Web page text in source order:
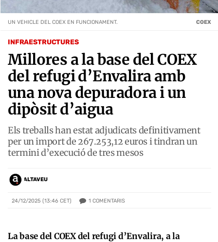
INFRAESTRUCTURES
Millores a la base del COEX
del refugi d’Envalira amb
una nova depuradora i un
dipòsit d’aigua
Els treballs han estat adjudicats definitivament
per un import de 267.253,12 euros i tindran un
termini d’execució de tres mesos
ALTAVEU
24/12/2025 (13:46 CET) 1 COMENTARIS
UN VEHICLE DEL COEX EN FUNCIONAMENT. COEX
La base del COEX del refugi d’Envalira, a la